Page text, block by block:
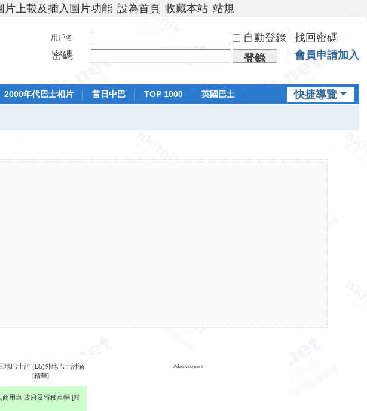
片上載及插入圖片功能 設為首頁 收藏本站 站規
用戶名 自動登錄
找回密碼
密碼
登錄 會員申請加入
快捷導覽
2000年代巴士相片 昔日中巴 TOP 1000
英國巴士
地巴士討 (B5)外地巴士討論
[精華]
Advertisement
商用車,政府及特種車輛 [精